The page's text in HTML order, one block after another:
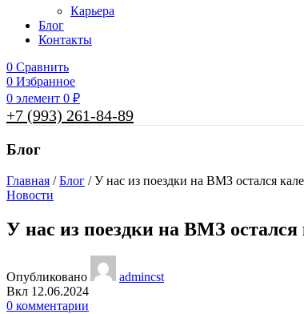
Карьера
Блог
Контакты
0 Сравнить
0 Избранное
0 элемент 0 ₽
+7 (993) 261-84-89
Блог
Главная /Блог /У нас из поездки на ВМЗ остался
Новости
У нас из поездки на ВМЗ
Опубликовано
admincst
Вкл 12.06.2024
0 комментарии